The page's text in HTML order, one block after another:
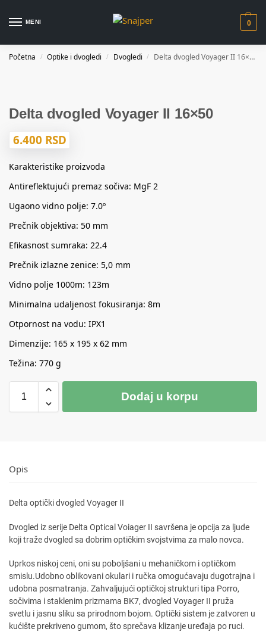
MENI 0
Početna / Optike i dvogledi / Dvogledi / Delta dvogled Voyager II 16×50
Delta dvogled Voyager II 16×50
6.400 RSD
Karakteristike proizvoda
Antireflektujući premaz sočiva: MgF 2
Ugaono vidno polje: 7.0º
Prečnik objektiva: 50 mm
Efikasnost sumraka: 22.4
Prečnik izlazne zenice: 5,0 mm
Vidno polje 1000m: 123m
Minimalna udaljenost fokusiranja: 8m
Otpornost na vodu: IPX1
Dimenzije: 165 x 195 x 62 mm
Težina: 770 g
Dodaj u korpu
Opis
Delta optički dvogled Voyager II
Dvogled iz serije Delta Optical Voiager II savršena je opcija za ljude
koji traže dvogled sa dobrim optičkim svojstvima za malo novca.
Uprkos niskoj ceni, oni su poboljšani u mehaničkom i optičkom
smislu.Udobno oblikovani okulari i ručka omogućavaju dugotrajna i
udobna posmatranja. Zahvaljujući optičkoj strukturi tipa Porro,
sočivima i staklenim prizmama BK7, dvogled Voyager II pruža
svetlu i jasnu sliku sa prirodnom bojom. Optički sistem je zatvoren u
kućište prekriveno gumom, što sprečava klizanje uređaja po ruci.